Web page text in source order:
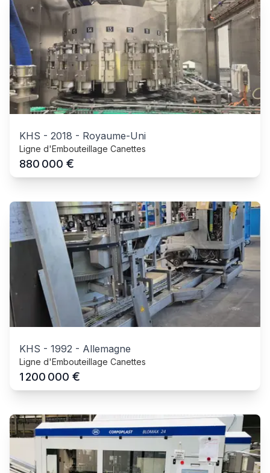
KHS - 2018 - Royaume-Uni
Ligne d'Embouteillage Canettes
880 000 €
KHS - 1992 - Allemagne
Ligne d'Embouteillage Canettes
1 200 000 €